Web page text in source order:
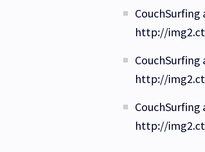
CouchSurfing
http://
CouchSurfing
http://
CouchSurfing
http://